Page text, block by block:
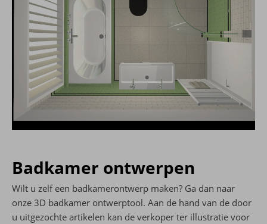
Badkamer ontwerpen
Wilt u zelf een badkamerontwerp maken? Ga dan naar
onze 3D badkamer ontwerptool. Aan de hand van de door
u uitgezochte artikelen kan de verkoper ter illustratie voor